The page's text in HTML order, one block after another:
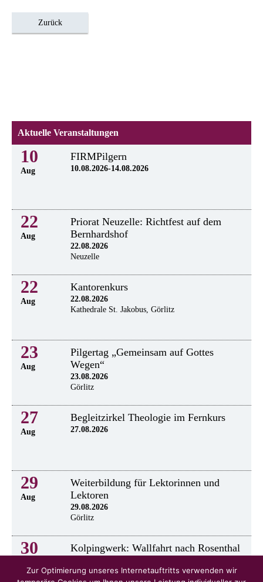
Zurück
Aktuelle Veranstaltungen
10
Aug
FIRMPilgern
10.08.2026-14.08.2026
22
Aug
Priorat Neuzelle: Richtfest auf dem
Bernhardshof
22.08.2026
Neuzelle
22
Aug
Kantorenkurs
22.08.2026
Kathedrale St. Jakobus, Görlitz
23
Aug
Pilgertag „Gemeinsam auf Gottes
Wegen“
23.08.2026
Görlitz
27
Aug
Begleitzirkel Theologie im Fernkurs
27.08.2026
29
Aug
Weiterbildung für Lektorinnen und
Lektoren
29.08.2026
Görlitz
30 Kolpingwerk: Wallfahrt nach Rosenthal
Zur Optimierung unseres Internetauftritts verwenden wir